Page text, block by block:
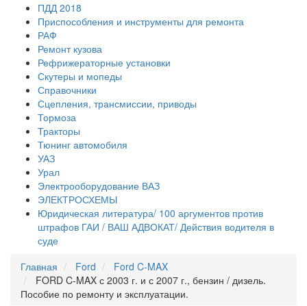
ПДД 2018
Приспособления и инструменты для ремонта
РАФ
Ремонт кузова
Рефрижераторные установки
Скутеры и мопеды
Справочники
Сцепления, трансмиссии, приводы
Тормоза
Тракторы
Тюнинг автомобиля
УАЗ
Урал
Электрооборудование ВАЗ
ЭЛЕКТРОСХЕМЫ
Юридическая литература/ 100 аргументов против
штрафов ГАИ / ВАШ АДВОКАТ/ Действия водителя в
суде
Главная
Ford
Ford C-MAX
FORD C-MAX с 2003 г. и с 2007 г., бензин / дизель.
Пособие по ремонту и эксплуатации.